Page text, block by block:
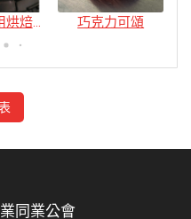
氣炸鍋專用烘焙紙 巧克力可頌
同業公會